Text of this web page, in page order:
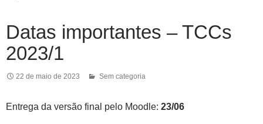
Datas importantes – TCCs
2023/1
22 de maio de 2023 Sem categoria
Entrega da versão final pelo Moodle: 23/06